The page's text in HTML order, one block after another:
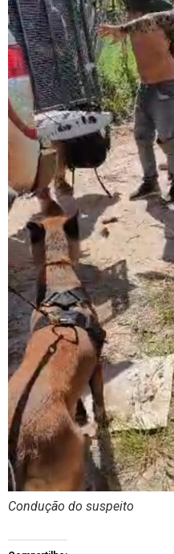
Condução do suspeito